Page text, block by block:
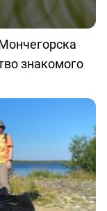
знакомого